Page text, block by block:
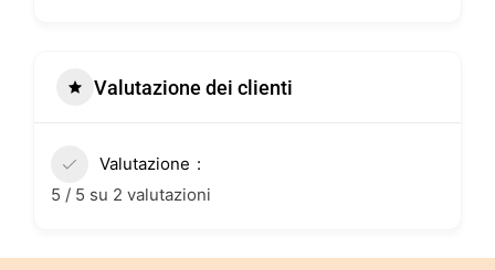
Valutazione dei clienti
Valutazione
5 / 5 su 2 valutazioni